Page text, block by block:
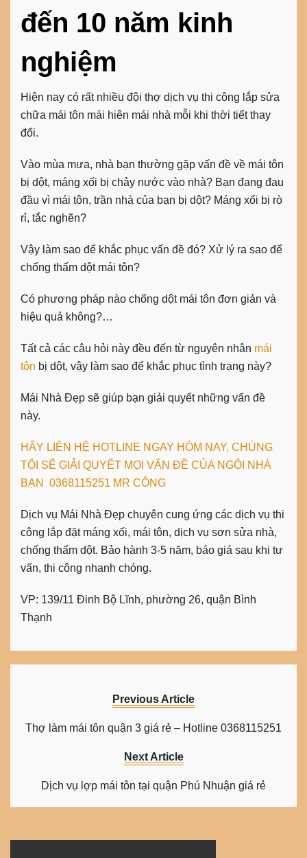
đến 10 năm kinh
nghiệm
Hiện nay có rất nhiều đội thợ dịch vụ thi công lắp sửa
chữa mái tôn mái hiên mái nhà mỗi khi thời tiết thay
đổi.
Vào mùa mưa, nhà bạn thường gặp vấn đề về mái tôn
bị dột, máng xối bị chảy nước vào nhà? Bạn đang đau
đầu vì mái tôn, trần nhà của bạn bị dột? Máng xối bị rò
rỉ, tắc nghẽn?
Vậy làm sao để khắc phục vấn đề đó? Xử lý ra sao để
chống thấm dột mái tôn?
Có phương pháp nào chống dột mái tôn đơn giản và
hiệu quả không?…
Tất cả các câu hỏi này đều đến từ nguyên nhân mái
tôn bị dột, vậy làm sao để khắc phục tình trạng này?
Mái Nhà Đẹp sẽ giúp bạn giải quyết những vấn đề
này.
HÃY LIÊN HỆ HOTLINE NGAY HÔM NAY, CHÚNG
TÔI SẼ GIẢI QUYẾT MỌI VẤN ĐỀ CỦA NGÔI NHÀ
BẠN 0368115251 MR CÔNG
Dịch vụ Mái Nhà Đẹp chuyên cung ứng các dịch vụ thi
công lắp đặt máng xối, mái tôn, dịch vụ sơn sửa nhà,
chống thấm dột. Bảo hành 3-5 năm, báo giá sau khi tư
vấn, thi công nhanh chóng.
VP: 139/11 Đinh Bộ Lĩnh, phường 26, quận Bình
Thạnh
Previous Article
Thợ làm mái tôn quận 3 giá rẻ – Hotline 0368115251
Next Article
Dịch vụ lợp mái tôn tại quận Phú Nhuận giá rẻ